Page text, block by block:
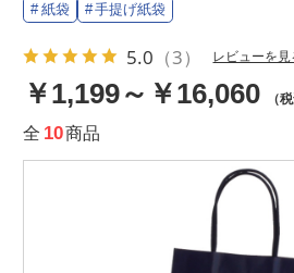
紙袋 手提げ紙袋
5.0 （3） レビューを見
￥1,199～￥16,060 （
全 10商品